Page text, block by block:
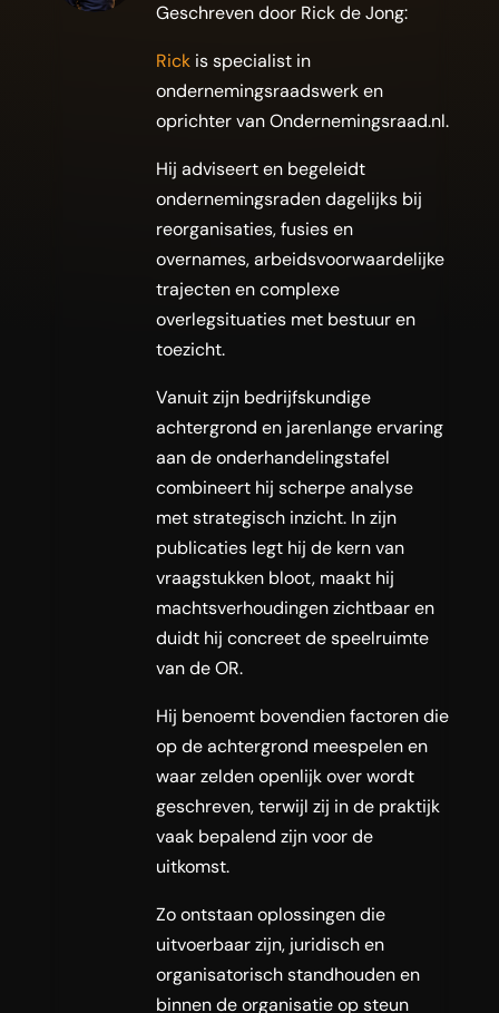
Geschreven door Rick de Jong:
Rickis specialist in
ondernemingsraadswerk en
oprichter van Ondernemingsraad.nl.
Hij adviseert en begeleidt
ondernemingsraden dagelijks bij
reorganisaties, fusies en
overnames, arbeidsvoorwaardelijke
trajecten en complexe
overlegsituaties met bestuur en
toezicht.
Vanuit zijn bedrijfskundige
achtergrond en jarenlange ervaring
aan de onderhandelingstafel
combineert hij scherpe analyse
met strategisch inzicht. In zijn
publicaties legt hij de kern van
vraagstukken bloot, maakt hij
machtsverhoudingen zichtbaar en
duidt hij concreet de speelruimte
van de OR.
Hij benoemt bovendien factoren die
op de achtergrond meespelen en
waar zelden openlijk over wordt
geschreven, terwijl zij in de praktijk
vaak bepalend zijn voor de
uitkomst.
Zo ontstaan oplossingen die
uitvoerbaar zijn, juridisch en
organisatorisch standhouden en
binnen de organisatie op steun